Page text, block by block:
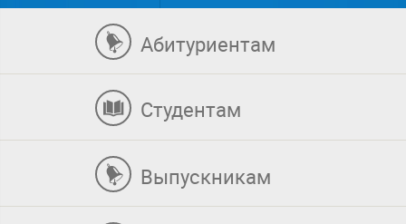
Абитуриентам
Студентам
Выпускникам